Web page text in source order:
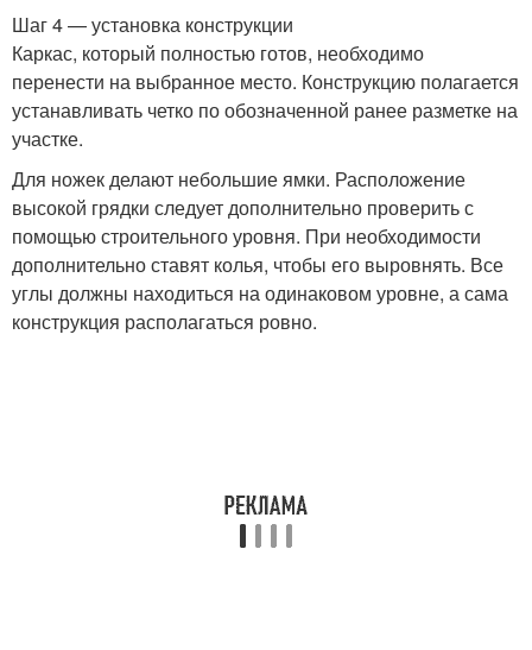
Шаг 4 — установка конструкции
Каркас, который полностью готов, необходимо
перенести на выбранное место. Конструкцию полагается
устанавливать четко по обозначенной ранее разметке на
участке.
Для ножек делают небольшие ямки. Расположение
высокой грядки следует дополнительно проверить с
помощью строительного уровня. При необходимости
дополнительно ставят колья, чтобы его выровнять. Все
углы должны находиться на одинаковом уровне, а сама
конструкция располагаться ровно.